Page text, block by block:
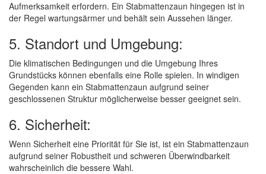
Aufmerksamkeit erfordern. Ein Stabmattenzaun hingegen ist in
der Regel wartungsärmer und behält sein Aussehen länger.
5. Standort und Umgebung:
Die klimatischen Bedingungen und die Umgebung Ihres
Grundstücks können ebenfalls eine Rolle spielen. In windigen
Gegenden kann ein Stabmattenzaun aufgrund seiner
geschlossenen Struktur möglicherweise besser geeignet sein.
6. Sicherheit:
Wenn Sicherheit eine Priorität für Sie ist, ist ein Stabmattenzaun
aufgrund seiner Robustheit und schweren Überwindbarkeit
wahrscheinlich die bessere Wahl.